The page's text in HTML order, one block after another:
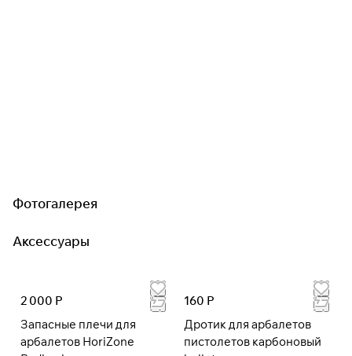
Фотогалерея
Аксессуары
2 000 Р
Запасные плечи для
арбалетов HoriZone
160 Р
Дротик для арбалетов
пистолетов карбоновый